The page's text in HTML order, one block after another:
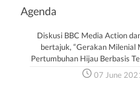
Agenda
Diskusi BBC Media Action
bertajuk, “Gerakan Milenial
Pertumbuhan Hijau Berbasis
07 June